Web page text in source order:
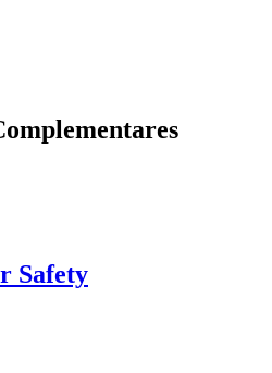
Safety